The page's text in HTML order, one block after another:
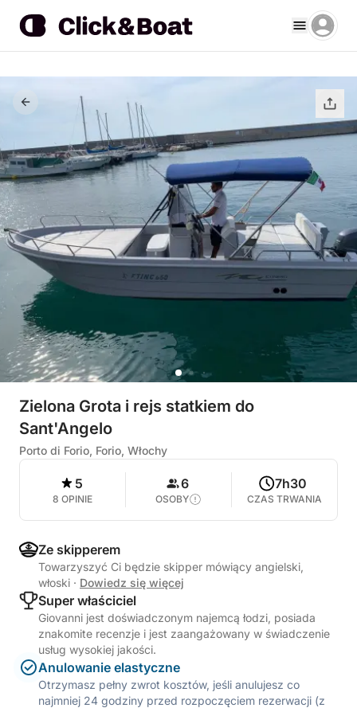
Zielona Grota i rejs statkiem do
Sant'Angelo
Porto di Forio, Forio, Włochy
5
8 OPINIE
6
OSOBY
7h30
CZAS TRWANIA
Ze skipperem
Towarzyszyć Ci będzie skipper mówiący angielski,
włoski · Dowiedz się więcej
Super właściciel
Giovanni jest doświadczonym najemcą łodzi, posiada
znakomite recenzje i jest zaangażowany w świadczenie
usług wysokiej jakości.
Anulowanie elastyczne
Otrzymasz pełny zwrot kosztów, jeśli anulujesz co
najmniej 24 godziny przed rozpoczęciem rezerwacji (z